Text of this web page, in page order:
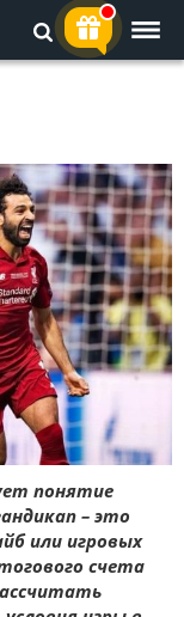
понятие
– это
или игровых
счета